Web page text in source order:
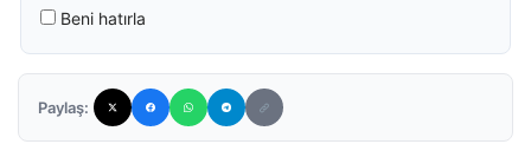
Beni hatırla
Paylaş: